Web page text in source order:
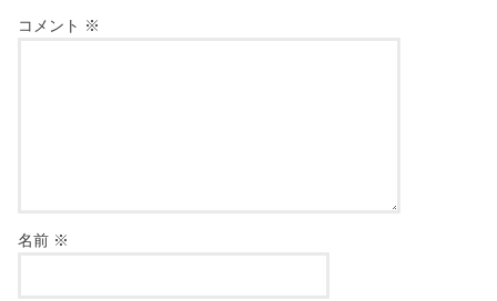
コメント ※
名前 ※